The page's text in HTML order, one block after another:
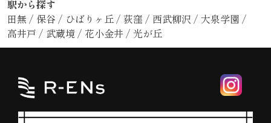
駅から探す
田無 / 保谷 / ひばりヶ丘/ 荻窪 / 西武柳沢 / 大泉学園 /
高井戸 / 武蔵境/ 花小金井 / 光が丘